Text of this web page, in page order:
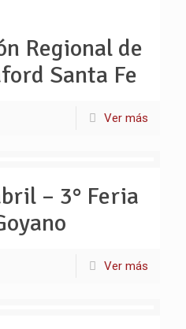
Regional de
Santa Fe
Ver más
– 3° Feria
Ver más